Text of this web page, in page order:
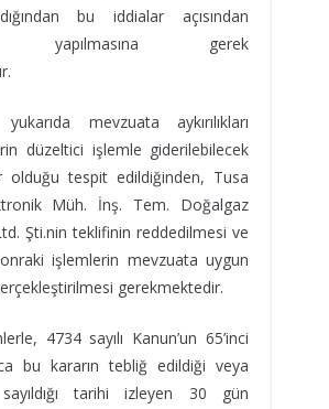
bu iddialar açısından
yapılmasına gerek
mevzuata aykırılıkları
düzeltici işlemle giderilebilecek
olduğu tespit edildiğinden, Tusa
Müh. İnş. Tem. Doğalgaz
Şti.nin teklifinin reddedilmesi ve
işlemlerin mevzuata uygun
gerekmektedir.
4734 sayılı Kanun’un 65’inci
bu kararın tebliğ edildiği veya
tarihi izleyen 30 gün